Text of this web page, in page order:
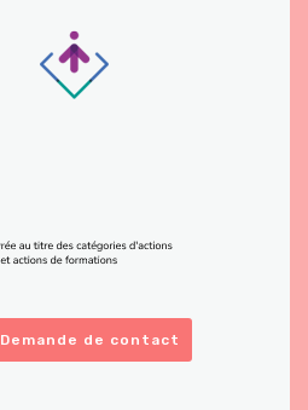
Demande de contact